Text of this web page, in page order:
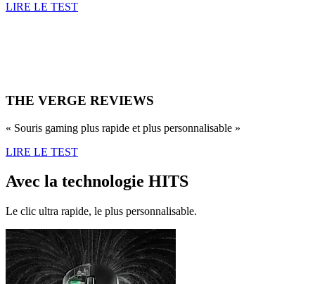
LIRE LE TEST
THE VERGE REVIEWS
« Souris gaming plus rapide et plus personnalisable »
LIRE LE TEST
Avec la technologie HITS
Le clic ultra rapide, le plus personnalisable.